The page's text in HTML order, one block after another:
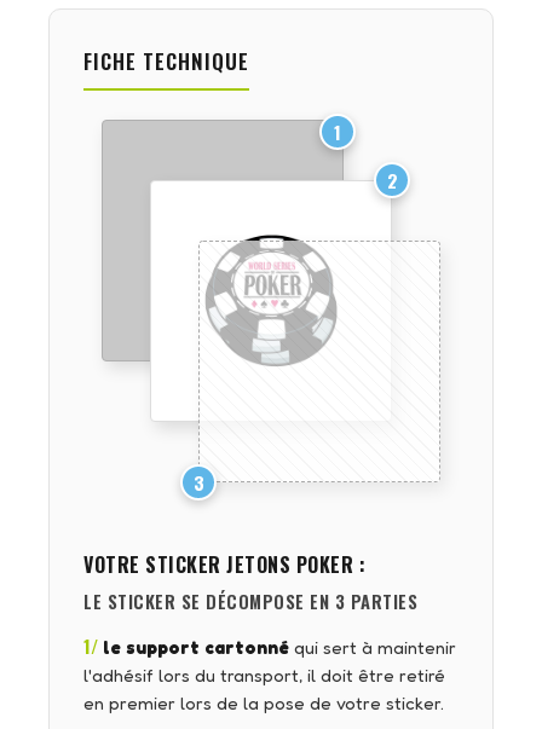
FICHE TECHNIQUE
1
2
3
VOTRE STICKER JETONS POKER :
LE STICKER SE DÉCOMPOSE EN 3 PARTIES
1/ le support cartonné qui sert à maintenir
l'adhésif lors du transport, il doit être retiré
en premier lors de la pose de votre sticker.